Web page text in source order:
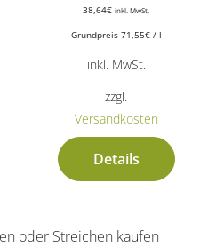
38,64€ inkl. MwSt.
Grundpreis 71,55€/ l
inkl. MwSt.
zzgl.
Versandkosten
Details
oder Streichen kaufen